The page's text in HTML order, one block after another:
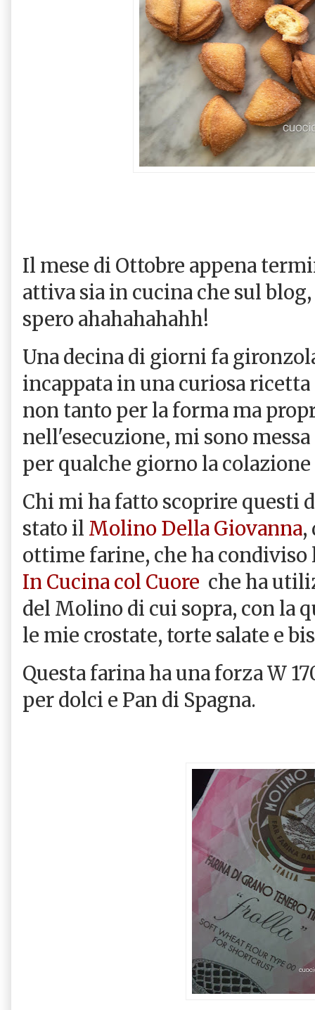
Il mese di Ottobre appena
attiva sia in cucina che sul
spero ahahahahahh!
Una decina di giorni fa
incappata in una curiosa
non tanto per la forma ma
nell'esecuzione, mi sono
per qualche giorno la colazione
Chi mi ha fatto scoprire questi
stato il Molino Della Giovanna,
ottime farine, che ha condiviso
In Cucina col Cuore che ha
del Molino di cui sopra, con la
le mie crostate, torte salate e
Questa farina ha una forza W
per dolci e Pan di Spagna.